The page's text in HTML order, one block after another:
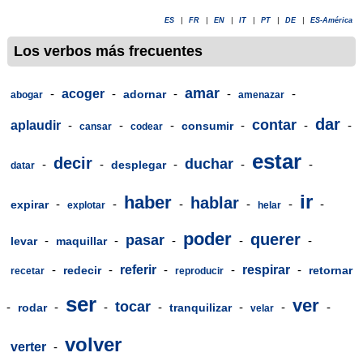
ES FR EN IT PT DE ES-América
Los verbos más frecuentes
abogar - acoger - adornar - amar - amenazar -
aplaudir - cansar - codear - consumir - contar - dar -
datar - decir - desplegar - duchar - estar -
expirar - explotar - haber - hablar - helar - ir -
levar - maquillar - pasar - poder - querer -
recetar - redecir - referir - reproducir - respirar - retornar
- rodar - ser - tocar - tranquilizar - velar - ver -
verter - volver